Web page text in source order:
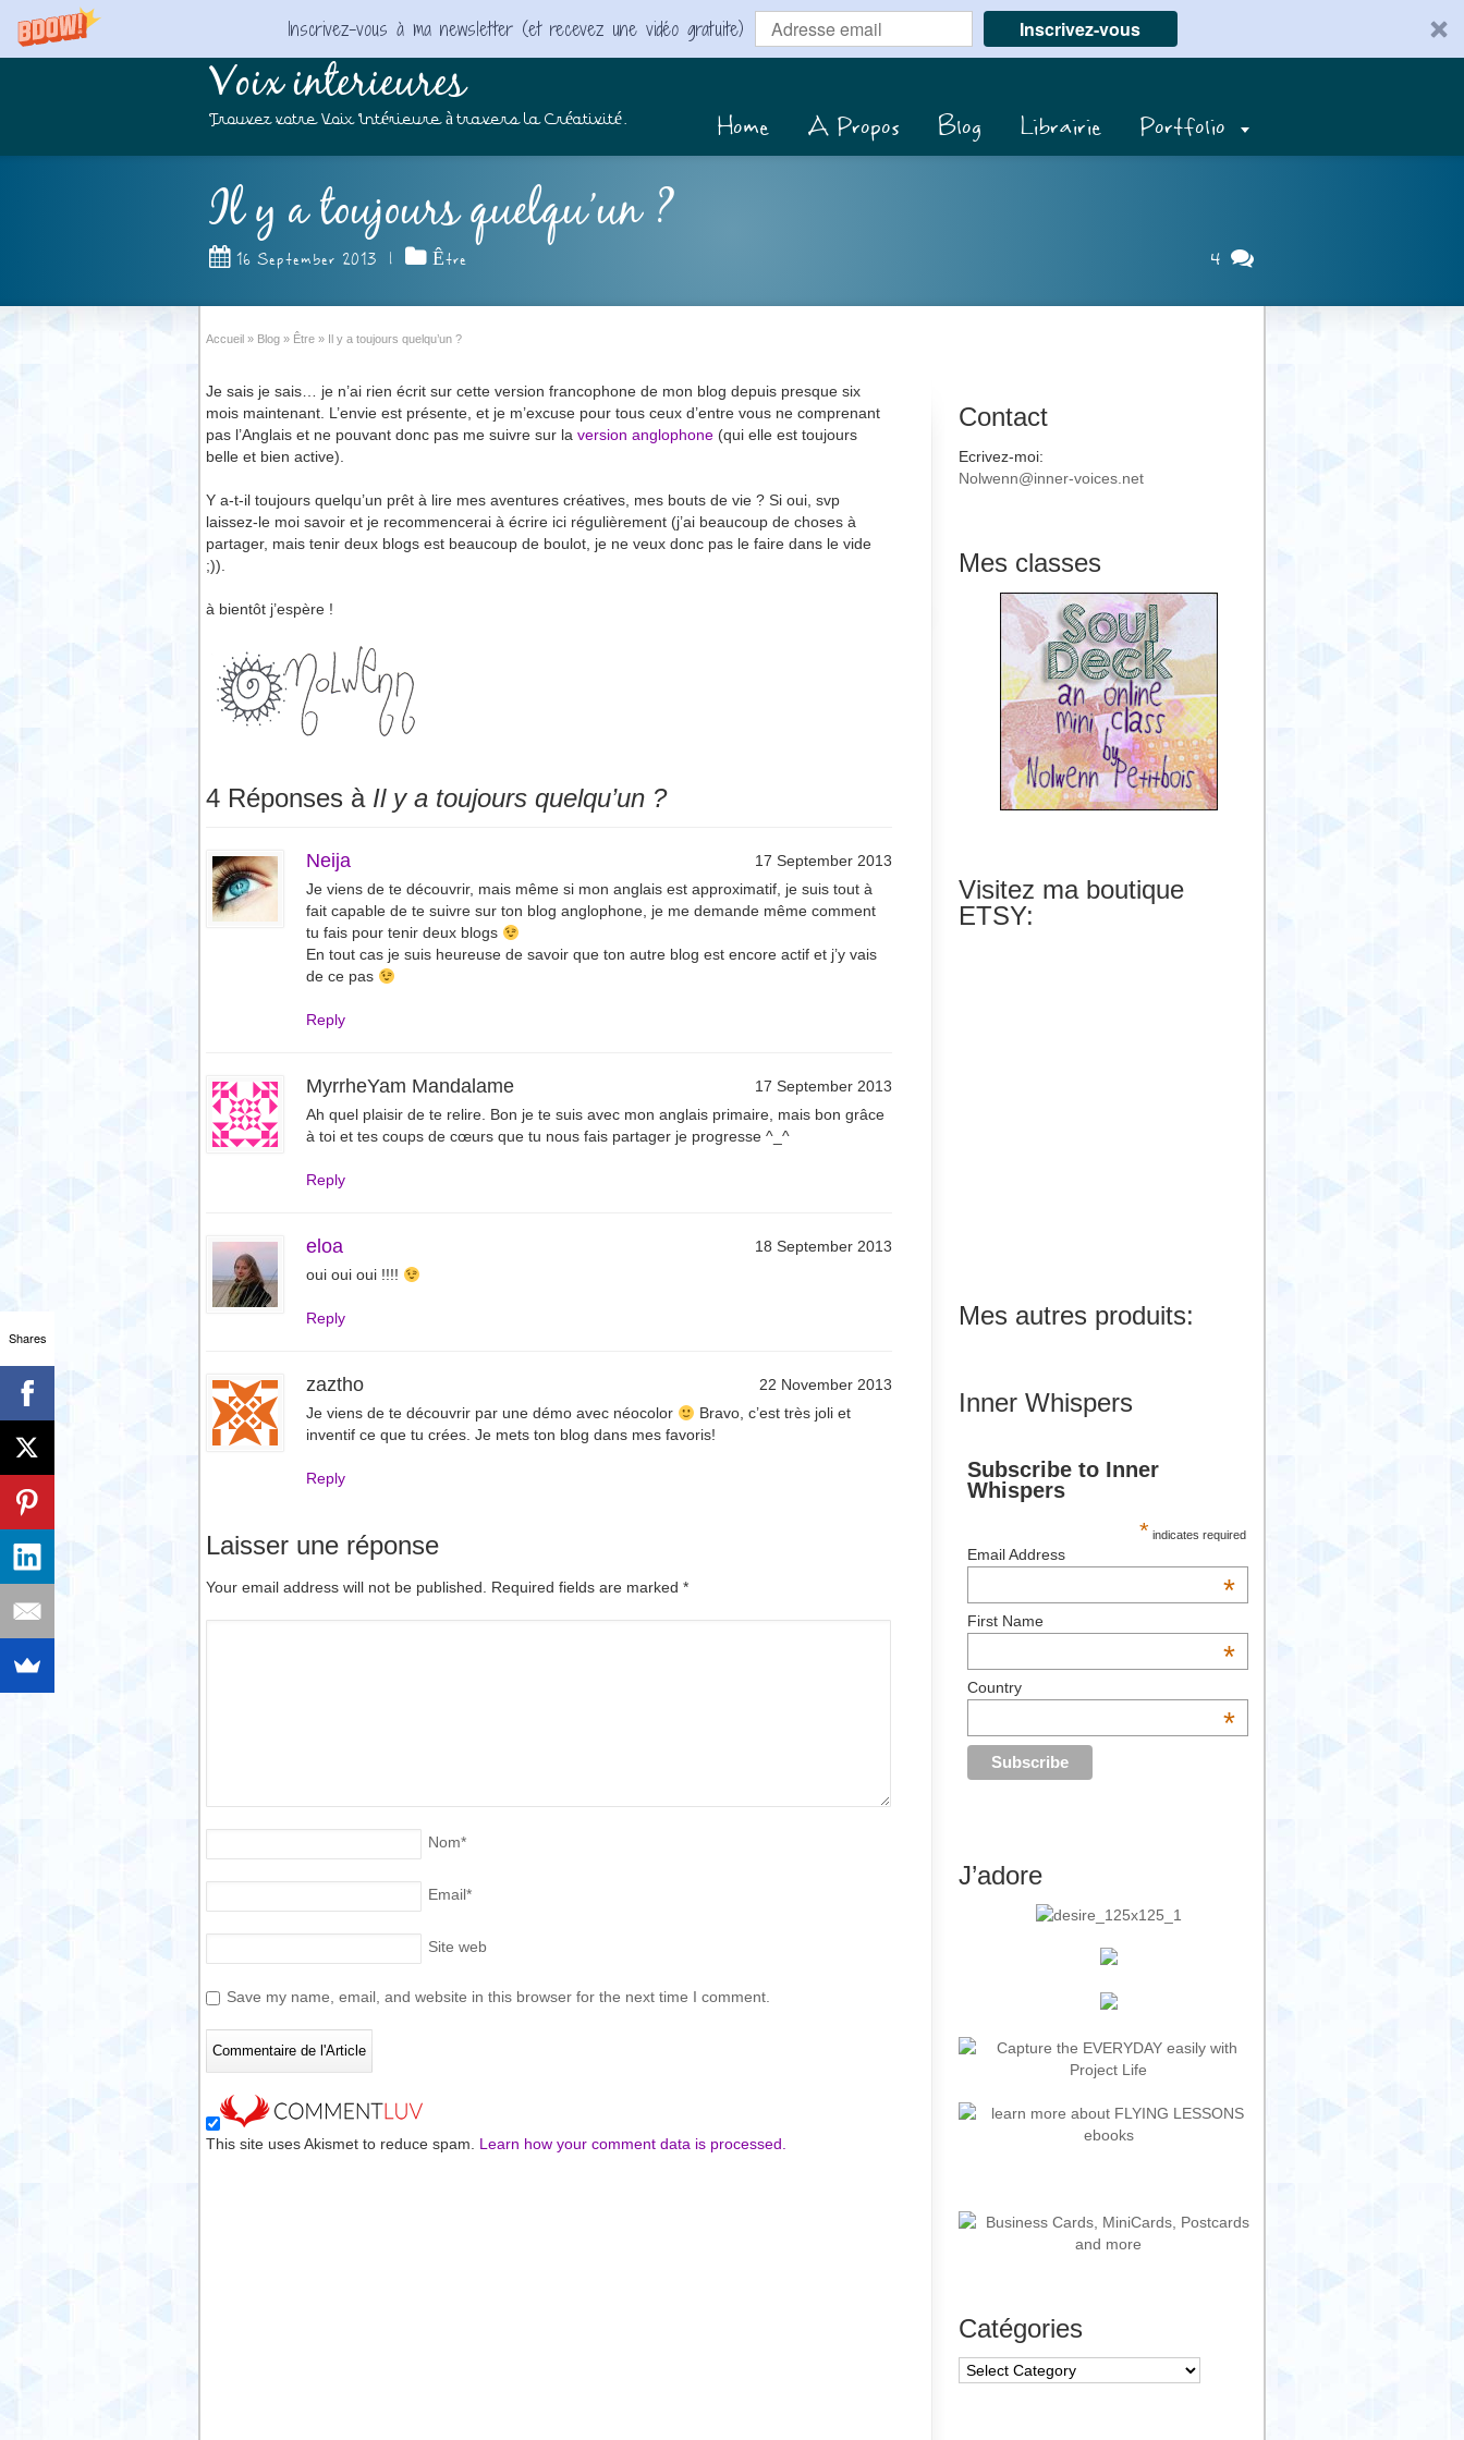
Inscrivez-vous à ma newsletter (et recevez une vidéo gratuite) Inscrivez-vous
Voix interieures
Trouvez votre Voix Intérieure à travers la Créativité. Home A Propos Blog Librairie Portfolio
Il y a toujours quelqu’un ?
16 September 2013 | Être 4
Accueil » Blog » Être » Il y a toujours quelqu’un ?
Je sais je sais… je n’ai rien écrit sur cette version francophone de mon blog depuis presque six
mois maintenant. L’envie est présente, et je m’excuse pour tous ceux d’entre vous ne comprenant
pas l’Anglais et ne pouvant donc pas me suivre sur la version anglophone (qui elle est toujours
belle et bien active).
Y a-t-il toujours quelqu’un prêt à lire mes aventures créatives, mes bouts de vie ? Si oui, svp
laissez-le moi savoir et je recommencerai à écrire ici régulièrement (j’ai beaucoup de choses à
partager, mais tenir deux blogs est beaucoup de boulot, je ne veux donc pas le faire dans le vide
;)).
à bientôt j’espère !
4 Réponses à Il y a toujours quelqu’un ?
Neija
17 September 2013
Je viens de te découvrir, mais même si mon anglais est approximatif, je suis tout à
fait capable de te suivre sur ton blog anglophone, je me demande même comment
tu fais pour tenir deux blogs
En tout cas je suis heureuse de savoir que ton autre blog est encore actif et j’y vais
de ce pas
Reply
MyrrheYam Mandalame
17 September 2013
Ah quel plaisir de te relire. Bon je te suis avec mon anglais primaire, mais bon grâce
à toi et tes coups de cœurs que tu nous fais partager je progresse ^_^
Reply
eloa
18 September 2013
oui oui oui !!!!
Reply
zaztho
22 November 2013
Je viens de te découvrir par une démo avec néocolor
Bravo, c’est très joli et
inventif ce que tu crées. Je mets ton blog dans mes favoris!
Reply
Laisser une réponse
Your email address will not be published. Required fields are marked *
Nom*
Email*
Site web
Save my name, email, and website in this browser for the next time I comment.
This site uses Akismet to reduce spam. Learn how your comment data is processed.
Contact
Ecrivez-moi:
Nolwenn@inner-voices.net
Mes classes
Visitez ma boutique
ETSY:
Mes autres produits:
Inner Whispers
Subscribe to Inner
Whispers
* indicates required
Email Address
*
First Name
*
Country
*
J’adore
Catégories
Catégories
Shares